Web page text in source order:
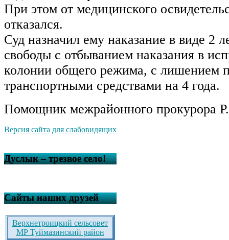
При этом от медицинского
отказался.
Суд назначил ему наказание в виде 2
свободы с отбыванием наказания в
колонии общего режима, с лишением
транспортными средствами на 4 года.
Помощник межрайонного прокурора
Версия сайта для слабовидящих
Дуслык – трезвое село!
Сайты наших друзей
Верхнетроицкий сельсовет
МР Туймазинский район